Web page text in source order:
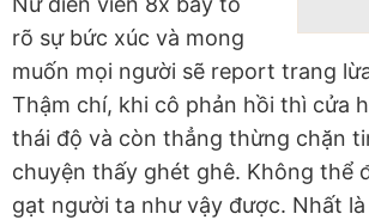
rõ sự bức xúc và mong
muốn mọi người sẽ report trang
Thậm chí, khi cô phản hồi thì cửa
thái độ và còn thẳng thừng chặn
chuyện thấy ghét ghê. Không thể
gạt người ta như vậy được. Nhất